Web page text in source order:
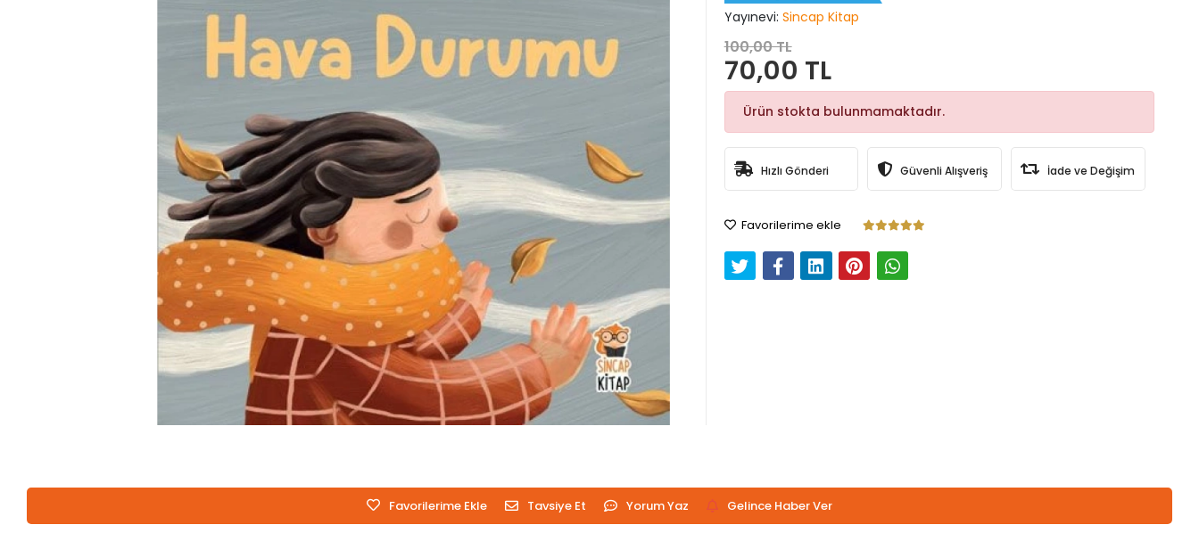
Yayınevi: Sincap Kitap
100,00 TL
70,00 TL
Ürün stokta bulunmamaktadır.
Hızlı Gönderi Güvenli Alışveriş İade ve Değişim
Favorilerime ekle
Favorilerime Ekle Tavsiye Et Yorum Yaz Gelince Haber Ver